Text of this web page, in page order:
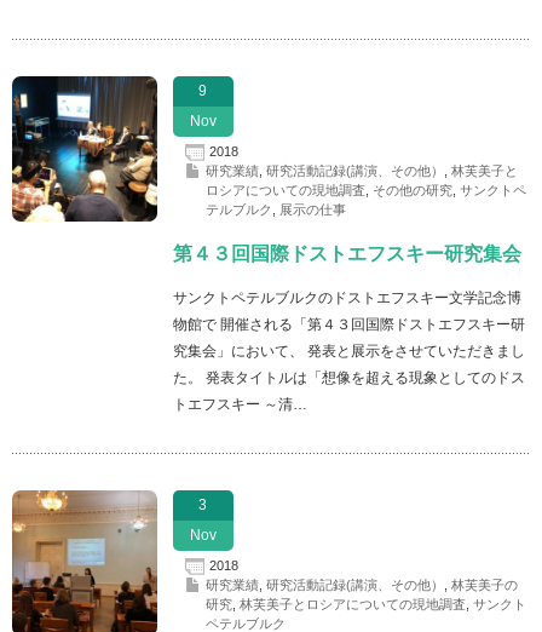
9
Nov
2018
研究業績, 研究活動記録(講演、その他）
林芙美子と
ロシアについての現地調査, その他の研究, サンクトペ
テルブルク
展示の仕事
第４３回国際ドストエフスキー研究集会
サンクトペテルブルクのドストエフスキー文学記念博
物館で 開催される「第４３回国際ドストエフスキー研
究集会」において、 発表と展示をさせていただきまし
た。 発表タイトルは「想像を超える現象としてのドス
トエフスキー ～清…
3
Nov
2018
研究業績, 研究活動記録(講演、その他）
林芙美子の
研究, 林芙美子とロシアについての現地調査, サンクト
ペテルブルク